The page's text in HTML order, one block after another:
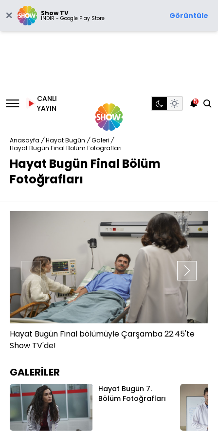
Show TV
İNDİR - Google Play Store Görüntüle
CANLI
YAYIN
5
Anasayfa / Hayat Bugün / Galeri /
Hayat Bugün Final Bölüm Fotoğrafları
Hayat Bugün Final Bölüm
Fotoğrafları
Hayat Bugün Final bölümüyle Çarşamba 22.45'te
Show TV'de!
GALERİLER
Hayat Bugün 7.
Bölüm Fotoğrafları